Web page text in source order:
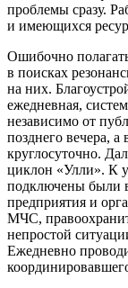
проблемы сразу.
и имеющихся
Ошибочно
в поисках
на них.
ежедневная,
независимо от
позднего вечера,
круглосуточно.
циклон «Улли». К
подключены были
предприятия и
МЧС,
непростой
Ежедневно